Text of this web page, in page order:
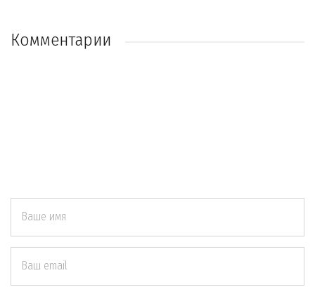
Комментарии
Ваше имя
Ваш email